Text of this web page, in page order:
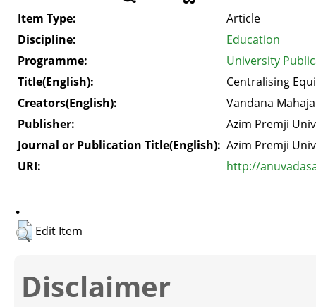
Item Type:
Article
Discipline:
Education
Programme:
University
Title(English):
Centralising
Creators(English):
Vandana
Publisher:
Azim Premji
Journal or Publication Title(English): Azim Premji
URI:
http://
.
Edit Item
Disclaimer